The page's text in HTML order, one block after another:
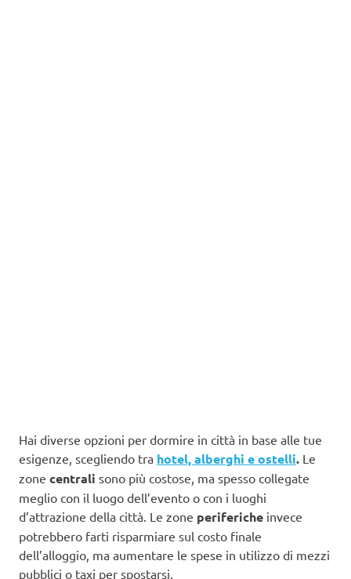
Hai diverse opzioni per dormire in città in base alle tue
esigenze, scegliendo tra hotel, alberghi e ostelli. Le
zone centrali sono più costose, ma spesso collegate
meglio con il luogo dell’evento o con i luoghi
d’attrazione della città. Le zone periferiche invece
potrebbero farti risparmiare sul costo finale
dell’alloggio, ma aumentare le spese in utilizzo di mezzi
pubblici o taxi per spostarsi.